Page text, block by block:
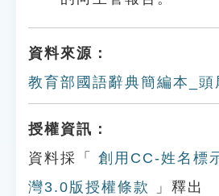
資料來源：
教育部國語辭典簡編本_頭
授權資訊：
資料採「
創用CC-姓名標
灣3.0版授權條款
」釋出